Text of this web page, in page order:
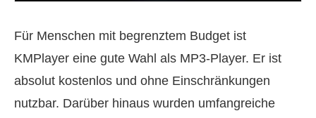
Für Menschen mit begrenztem Budget ist
KMPlayer eine gute Wahl als MP3-Player. Er ist
absolut kostenlos und ohne Einschränkungen
nutzbar. Darüber hinaus wurden umfangreiche